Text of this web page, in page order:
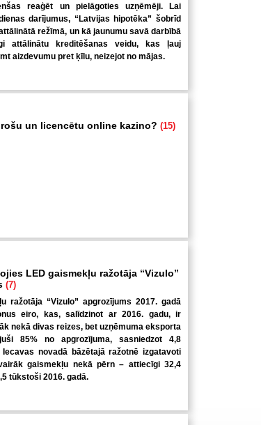
reaģēt un pielāgoties uzņēmēji. Lai
darījumus, “Latvijas hipotēka” šobrīd
režīmā, un kā jaunumu savā darbībā
attālinātu kreditēšanas veidu, kas ļauj
aizdevumu pret ķīlu, neizejot no mājas.
un licencētu online kazino? (15)
LED gaismekļu ražotāja “Vizulo”
(7)
ražotāja “Vizulo” apgrozījums 2017. gadā
eiro, kas, salīdzinot ar 2016. gadu, ir
nekā divas reizes, bet uzņēmuma eksporta
85% no apgrozījuma, sasniedzot 4,8
novadā bāzētajā ražotnē izgatavoti
gaismekļu nekā pērn – attiecīgi 32,4
tūkstoši 2016. gadā.